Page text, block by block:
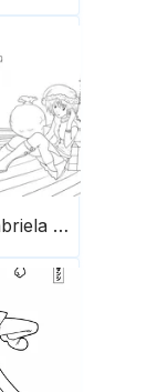
Anime Gabriela Am Weihnachtsbaum